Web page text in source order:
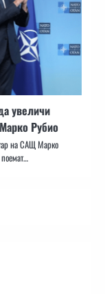
увеличи
Рубио
на САЩ Марко